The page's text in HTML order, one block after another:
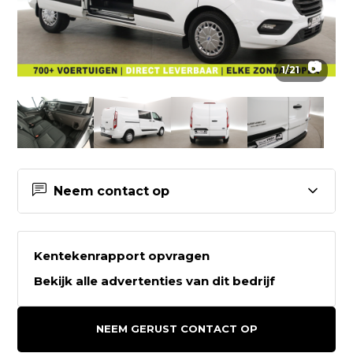
1/21 📷
Neem contact op
Contactgegevens Greven
Automotive
Kentekenrapport opvragen
Bekijk alle advertenties van dit bedrijf
NEEM GERUST CONTACT OP